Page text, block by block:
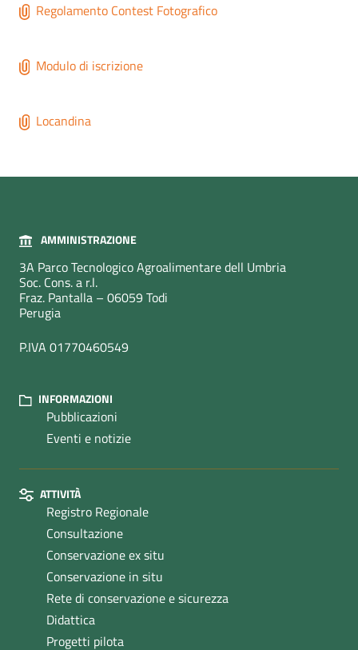
Regolamento Contest Fotografico
Modulo di iscrizione
Locandina
AMMINISTRAZIONE
3A Parco Tecnologico Agroalimentare dell Umbria
Soc. Cons. a r.l.
Fraz. Pantalla – 06059 Todi
Perugia
P.IVA 01770460549
INFORMAZIONI
Pubblicazioni
Eventi e notizie
ATTIVITÀ
Registro Regionale
Consultazione
Conservazione ex situ
Conservazione in situ
Rete di conservazione e sicurezza
Didattica
Progetti pilota